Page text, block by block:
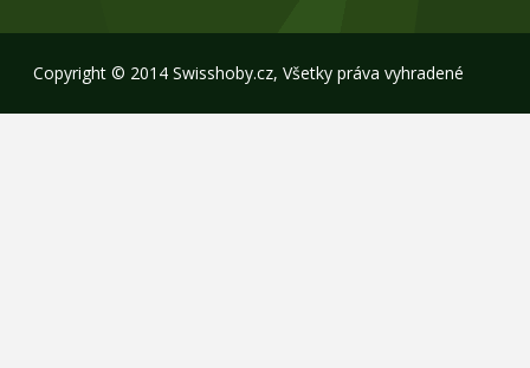
Copyright © 2014 Swisshoby.cz, Všetky práva vyhradené